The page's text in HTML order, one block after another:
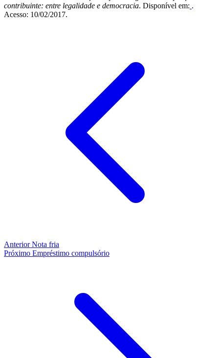
contribuinte: entre legalidade e democracia. Disponível em: .
Acesso: 10/02/2017.
Anterior Nota fria
Próximo Empréstimo compulsório